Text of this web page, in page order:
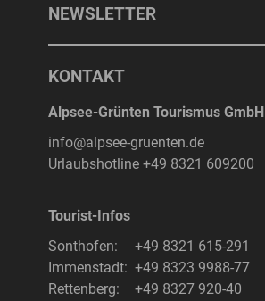
NEWSLETTER
KONTAKT
Alpsee-Grünten Tourismus GmbH
info@alpsee-gruenten.de
Urlaubshotline +49 8321 609200
Tourist-Infos
Sonthofen:
+49 8321 615-291
Immenstadt: +49 8323 9988-77
Rettenberg:
+49 8327 920-40